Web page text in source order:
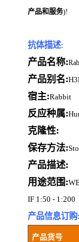
产品和服务)!
抗体描述:
产品名称:
产品别名:
宿主:Rabbit
反应种属:
克隆性:
保存方法:
产品描述:
用途范围:
IF 1:50 - 1:200
产品信息订购:
产品货号